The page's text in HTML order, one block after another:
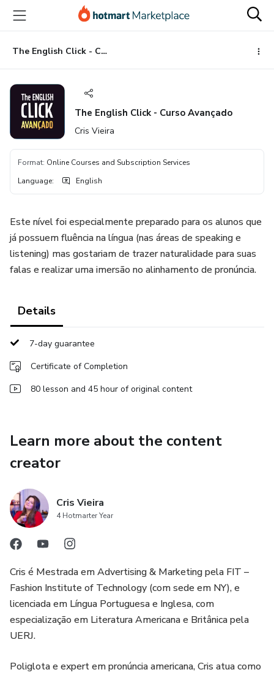
main
content
The English Click - Curso Avançado
The English Click - Curso Avançado
Cris Vieira
Format: Online Courses and Subscription Services
Language: English
Este nível foi especialmente preparado para os alunos que
já possuem fluência na língua (nas áreas de speaking e
listening) mas gostariam de trazer naturalidade para suas
falas e realizar uma imersão no alinhamento de pronúncia.
Details
7-day guarantee
Certificate of Completion
80 lesson and 45 hour of original content
Learn more about the content
creator
Cris Vieira
4 Hotmarter Year
Cris é Mestrada em Advertising & Marketing pela FIT –
Fashion Institute of Technology (com sede em NY), e
licenciada em Língua Portuguesa e Inglesa, com
especialização em Literatura Americana e Britânica pela
UERJ.
Poliglota e expert em pronúncia americana, Cris atua como